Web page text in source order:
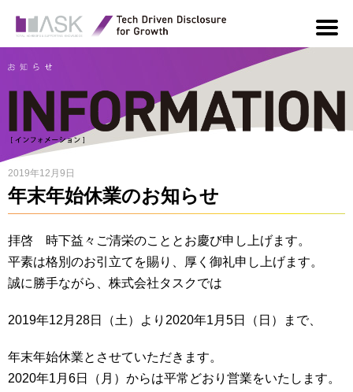
2019年12月9日
年末年始休業のお知らせ
拝啓 時下益々ご清栄のこととお慶び申し上げます。
平素は格別のお引立てを賜り、厚く御礼申し上げます。
誠に勝手ながら、株式会社タスクでは
2019年12月28日（土）より2020年1月5日（日）まで、
年末年始休業とさせていただきます。
2020年1月6日（月）からは平常どおり営業をいたします。